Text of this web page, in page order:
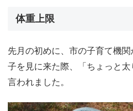
体重上限
先月の初めに、市の子育て機
子を見に来た際、「ちょっと太
言われました。